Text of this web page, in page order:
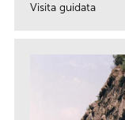
Visita guidata